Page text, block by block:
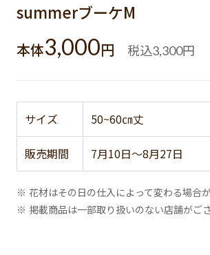
summerブーケM
本体3,000円 税込3,300円
サイズ 50~60㎝丈
販売期間 7月10日～8月27日
※ 花材はその日の仕入によって変わる場合が
※ 掲載商品は一部取り扱いのない店舗がござ